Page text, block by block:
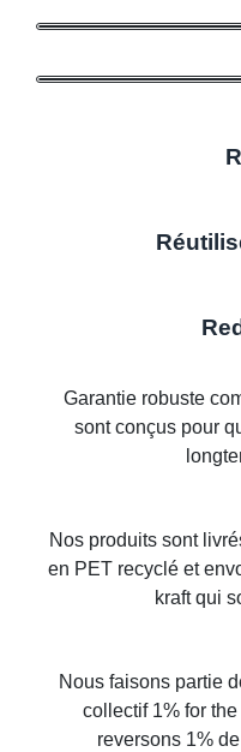
Garantie robuste
sont conçus pour
Nos produits sont
en PET recyclé et
kraft qui
Nous faisons partie
collectif 1% for
reversons 1%